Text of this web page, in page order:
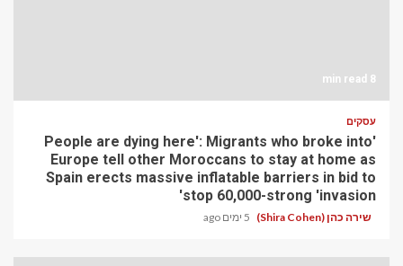
8 min read
עסקים
'People are dying here': Migrants who broke into
Europe tell other Moroccans to stay at home as
Spain erects massive inflatable barriers in bid to
stop 60,000-strong 'invasion'
שירה כהן (Shira Cohen) 5 ימים ago